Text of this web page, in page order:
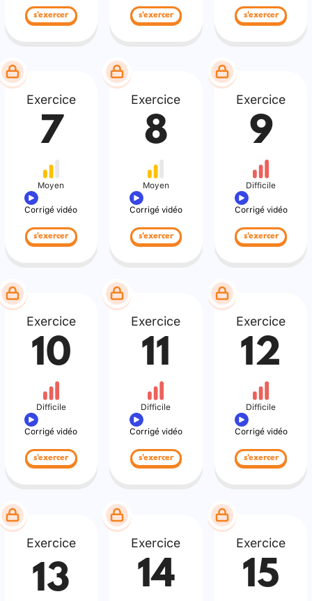
s'exercer s'exercer s'exercer
Exercice
7
Moyen
Corrigé vidéo
s'exercer
Exercice
8
Moyen
Corrigé vidéo
s'exercer
Exercice
9
Difficile
Corrigé vidéo
s'exercer
Exercice
10
Difficile
Corrigé vidéo
s'exercer
Exercice
11
Difficile
Corrigé vidéo
s'exercer
Exercice
12
Difficile
Corrigé vidéo
s'exercer
Exercice
13
Exercice
14
Exercice
15